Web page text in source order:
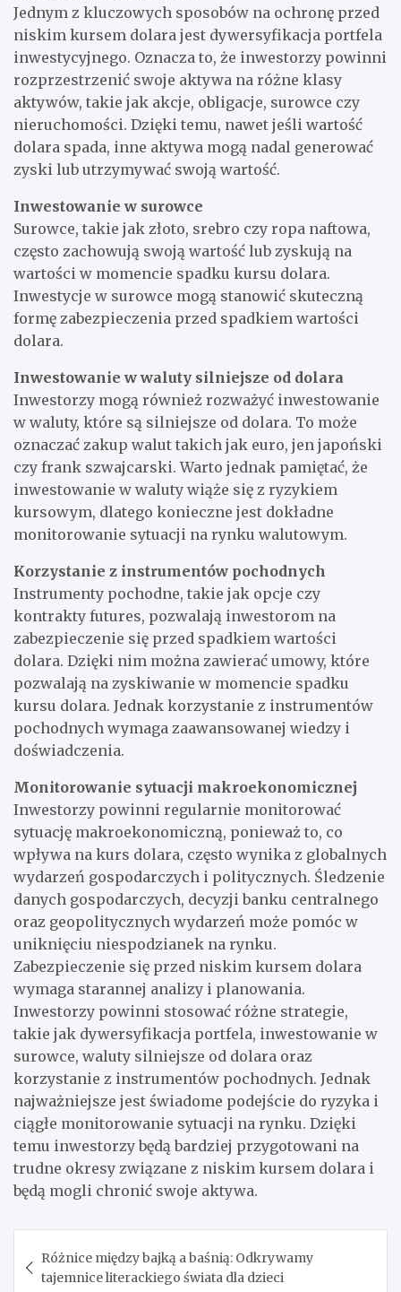
Jednym z kluczowych sposobów na ochronę przed
niskim kursem dolara jest dywersyfikacja portfela
inwestycyjnego. Oznacza to, że inwestorzy powinni
rozprzestrzenić swoje aktywa na różne klasy
aktywów, takie jak akcje, obligacje, surowce czy
nieruchomości. Dzięki temu, nawet jeśli wartość
dolara spada, inne aktywa mogą nadal generować
zyski lub utrzymywać swoją wartość.
Inwestowanie w surowce
Surowce, takie jak złoto, srebro czy ropa naftowa,
często zachowują swoją wartość lub zyskują na
wartości w momencie spadku kursu dolara.
Inwestycje w surowce mogą stanowić skuteczną
formę zabezpieczenia przed spadkiem wartości
dolara.
Inwestowanie w waluty silniejsze od dolara
Inwestorzy mogą również rozważyć inwestowanie
w waluty, które są silniejsze od dolara. To może
oznaczać zakup walut takich jak euro, jen japoński
czy frank szwajcarski. Warto jednak pamiętać, że
inwestowanie w waluty wiąże się z ryzykiem
kursowym, dlatego konieczne jest dokładne
monitorowanie sytuacji na rynku walutowym.
Korzystanie z instrumentów pochodnych
Instrumenty pochodne, takie jak opcje czy
kontrakty futures, pozwalają inwestorom na
zabezpieczenie się przed spadkiem wartości
dolara. Dzięki nim można zawierać umowy, które
pozwalają na zyskiwanie w momencie spadku
kursu dolara. Jednak korzystanie z instrumentów
pochodnych wymaga zaawansowanej wiedzy i
doświadczenia.
Monitorowanie sytuacji makroekonomicznej
Inwestorzy powinni regularnie monitorować
sytuację makroekonomiczną, ponieważ to, co
wpływa na kurs dolara, często wynika z globalnych
wydarzeń gospodarczych i politycznych. Śledzenie
danych gospodarczych, decyzji banku centralnego
oraz geopolitycznych wydarzeń może pomóc w
uniknięciu niespodzianek na rynku.
Zabezpieczenie się przed niskim kursem dolara
wymaga starannej analizy i planowania.
Inwestorzy powinni stosować różne strategie,
takie jak dywersyfikacja portfela, inwestowanie w
surowce, waluty silniejsze od dolara oraz
korzystanie z instrumentów pochodnych. Jednak
najważniejsze jest świadome podejście do ryzyka i
ciągłe monitorowanie sytuacji na rynku. Dzięki
temu inwestorzy będą bardziej przygotowani na
trudne okresy związane z niskim kursem dolara i
będą mogli chronić swoje aktywa.
wpisu
Różnice między bajką a baśnią: Odkrywamy
tajemnice literackiego świata dla dzieci